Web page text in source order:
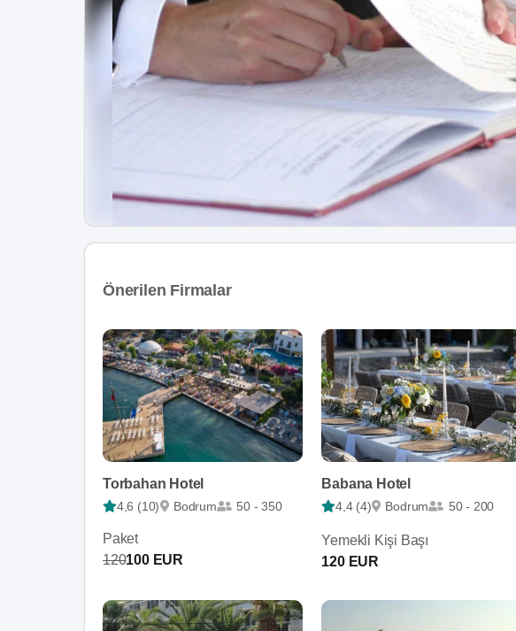
Önerilen Firmalar
Torbahan Hotel
4,6 (10) Bodrum 50 - 350
Paket
120100 EUR
Babana Hotel
4,4 (4) Bodrum 50 - 200
Yemekli Kişi Başı
120 EUR